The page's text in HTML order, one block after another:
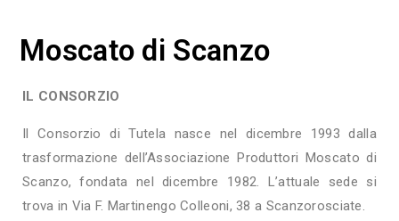
Moscato di Scanzo
IL CONSORZIO
Il Consorzio di Tutela nasce nel dicembre 1993 dalla
trasformazione dell’Associazione Produttori Moscato di
Scanzo, fondata nel dicembre 1982. L’attuale sede si
trova in Via F. Martinengo Colleoni, 38 a Scanzorosciate.